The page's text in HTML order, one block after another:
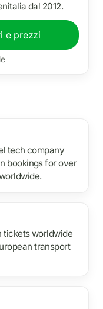
dal 2012.
e prezzi
tech company
bookings for over
tickets worldwide
transport